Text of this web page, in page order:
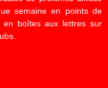
semaine en points de
en boîtes aux lettres sur